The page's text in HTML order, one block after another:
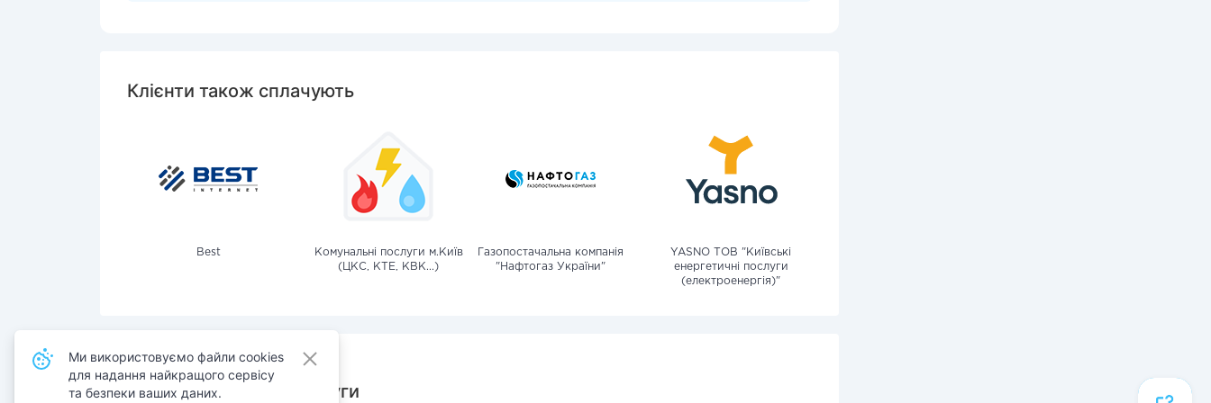
Клієнти також сплачують
Best
Комунальні послуги м.Київ
(ЦКС, КТЕ, КВК...)
Газопостачальна компанія
"Нафтогаз України"
YASNO ТОВ "Київські
енергетичні послуги
(електроенергія)"
Також сплачують послуги
Ми використовуємо файли cookies
для надання найкращого сервісу
та безпеки ваших даних.